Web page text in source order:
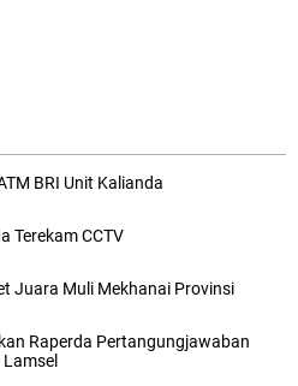
BRI Unit Kalianda
Terekam CCTV
Juara Muli Mekhanai Provinsi
Raperda Pertangungjawaban